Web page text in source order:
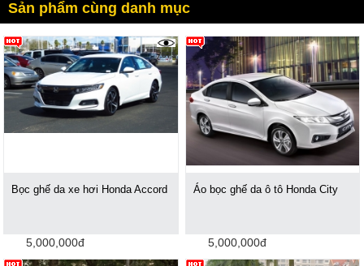
Sản phẩm cùng danh mục
7675
Bọc ghế da xe hơi Honda Accord
5,000,000đ
Áo bọc ghế da ô tô Honda City
5,000,000đ